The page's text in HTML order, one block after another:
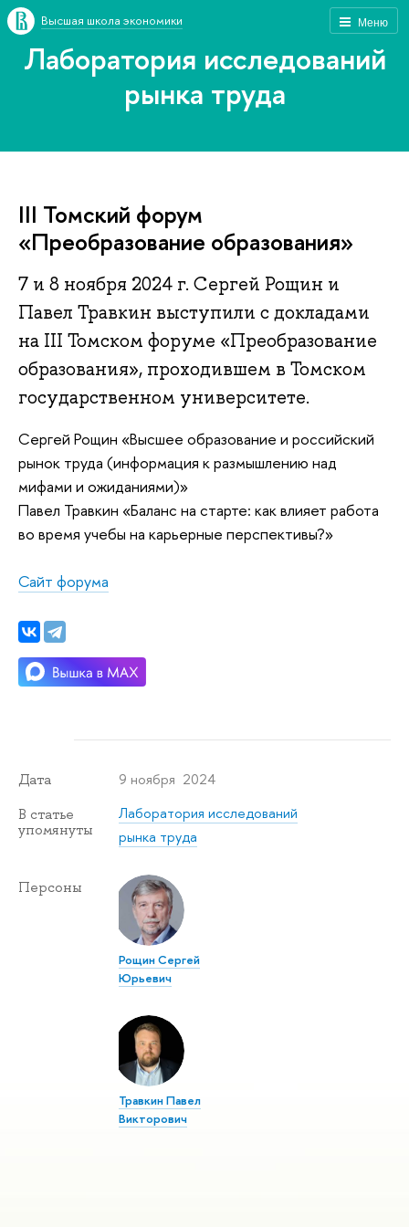
Меню
Высшая школа экономики
Лаборатория исследований
рынка труда
III Томский форум
«Преобразование образования»
7 и 8 ноября 2024 г. Сергей Рощин и
Павел Травкин выступили с докладами
на III Томском форуме «Преобразование
образования», проходившем в Томском
государственном университете.
Сергей Рощин «Высшее образование и российский
рынок труда (информация к размышлению над
мифами и ожиданиями)»
Павел Травкин «Баланс на старте: как влияет работа
во время учебы на карьерные перспективы?»
Сайт форума
Дата 9 ноября 2024
В статье
упомянуты
Лаборатория исследований
рынка труда
Персоны
Рощин Сергей
Юрьевич
Травкин Павел
Викторович